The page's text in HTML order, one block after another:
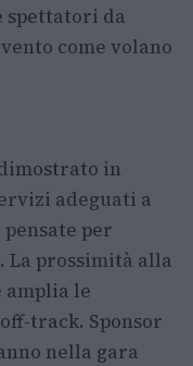
spettatori da
come volano
in
adeguati a
per
prossimità alla
amplia le
track. Sponsor
nella gara